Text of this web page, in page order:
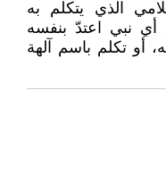
الذي يتكلم به
أي نبي اعتدّ بنفسه
أو تكلم باسم آلهة